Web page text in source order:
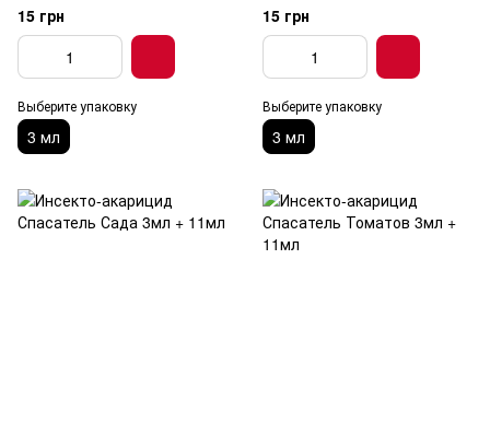
15 грн
Выберите упаковку
3 мл
15 грн
Выберите упаковку
3 мл